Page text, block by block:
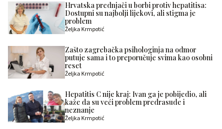
Hrvatska prednjači u borbi protiv hepatitisa:
Dostupni su najbolji lijekovi, ali stigma je
problem
Željka Krmpotić
Zašto zagrebačka psihologinja na odmor
putuje sama i to preporučuje svima kao osobni
reset
Željka Krmpotić
Hepatitis C nije kraj: Ivan ga je pobijedio, ali
kaže da su veći problem predrasude i
neznanje
Željka Krmpotić